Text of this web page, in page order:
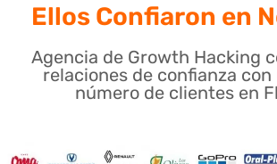
Ellos Confiaron en
Agencia de Growth Hacking
relaciones de confianza
número de clientes en